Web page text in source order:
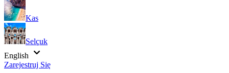
Kas
Selçuk
English
Zarejestruj Się